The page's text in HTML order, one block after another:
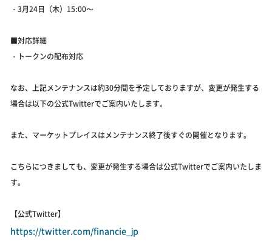
・3月24日（木）15:00〜
■対応詳細
・トークンの配布対応
なお、上記メンテナンスは約30分間を予定しておりますが、変更が発生する
場合は以下の公式Twitterでご案内いたします。
また、マーケットプレイスはメンテナンス終了後すぐの開催となります。
こちらにつきましても、変更が発生する場合は公式Twitterでご案内いたしま
す。
【公式Twitter】
https://twitter.com/financie_jp